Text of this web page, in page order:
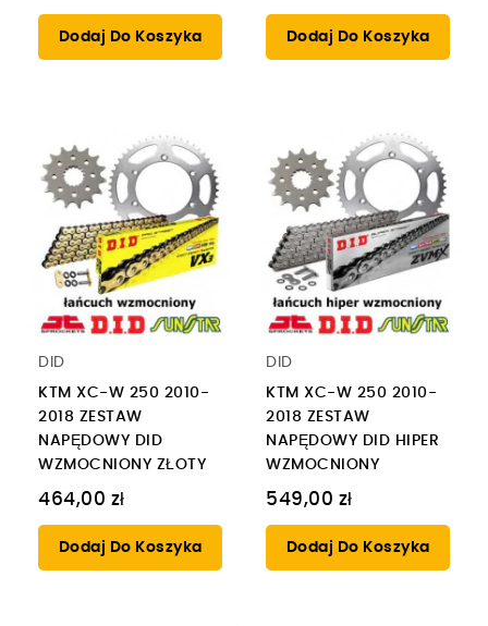
regularna
Dodaj Do Koszyka Dodaj Do Koszyka
DID
KTM XC-W 250 2010-
2018 ZESTAW
NAPĘDOWY DID
WZMOCNIONY ZŁOTY
464,00 zł
Dodaj Do Koszyka
DID
KTM XC-W 250 2010-
2018 ZESTAW
NAPĘDOWY DID HIPER
WZMOCNIONY
549,00 zł
Dodaj Do Koszyka